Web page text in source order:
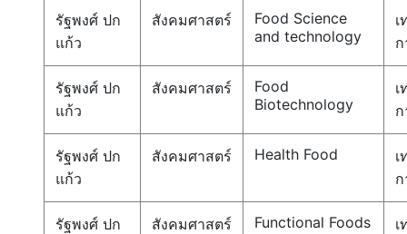
รัฐพงศ์ ปก
แก้ว
สังคมศาสตร์
Food Science
and technology
รัฐพงศ์ ปก
แก้ว
สังคมศาสตร์
Food
Biotechnology
รัฐพงศ์ ปก
แก้ว
สังคมศาสตร์ Health Food
รัฐพงศ์ ปก
สังคมศาสตร์ Functional Foods